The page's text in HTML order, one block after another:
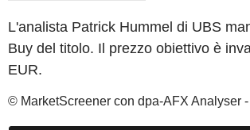
L'analista Patrick Hummel di UBS
Buy del titolo. Il prezzo obiettivo è
EUR.
© MarketScreener con dpa-AFX Analyser